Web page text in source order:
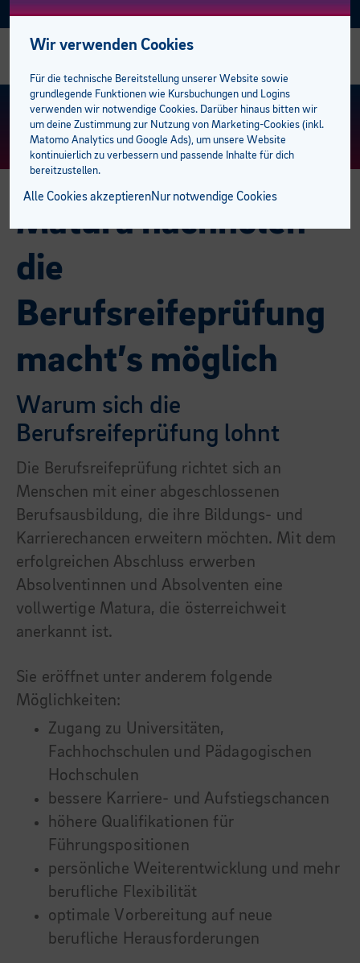
FacebookInstagramLinkedin
Business Campus
E-Learning Lehrgänge
EDV & KI
Rechnungswesen
Sozial Campus
Gesundheit
Medizinische Assistenzberufe
Deutsch
Englisch
Spanisch
Weitere Sprachen
Berufsreifeprüfung
Lehrabschluss
Studiengänge
Öffentliche Auftraggeber
Studiengänge
Campus der Lehrlinge
Ausbilder:innen
Lehrlinge
Mitarbeiter
Sprachen
Privatpersonen
Unternehmen
Bildungsberatung
bfi Freifahrt Ticket
Standorte
bfi Standort Dornbirn
BFI Team
Trainer:innen
KURS FINDEN > ERWEITERTE SUCHE
Matura nachholen –
die
Berufsreifeprüfung
macht’s möglich
Warum sich die
Berufsreifeprüfung lohnt
Die Berufsreifeprüfung richtet sich an
Menschen mit einer abgeschlossenen
Berufsausbildung, die ihre Bildungs- und
Karrierechancen erweitern möchten. Mit dem
erfolgreichen Abschluss erwerben
Absolventinnen und Absolventen eine
vollwertige Matura, die österreichweit
anerkannt ist.
Sie eröffnet unter anderem folgende
Möglichkeiten:
Zugang zu Universitäten,
Fachhochschulen und Pädagogischen
Hochschulen
bessere Karriere- und Aufstiegschancen
höhere Qualifikationen für
Führungspositionen
persönliche Weiterentwicklung und mehr
berufliche Flexibilität
optimale Vorbereitung auf neue
berufliche Herausforderungen
Wir verwenden Cookies
Für die technische Bereitstellung unserer Website sowie
grundlegende Funktionen wie Kursbuchungen und Logins
verwenden wir notwendige Cookies. Darüber hinaus bitten wir
um deine Zustimmung zur Nutzung von Marketing-Cookies (inkl.
Matomo Analytics und Google Ads), um unsere Website
kontinuierlich zu verbessern und passende Inhalte für dich
bereitzustellen.
Alle Cookies akzeptierenNur notwendige Cookies